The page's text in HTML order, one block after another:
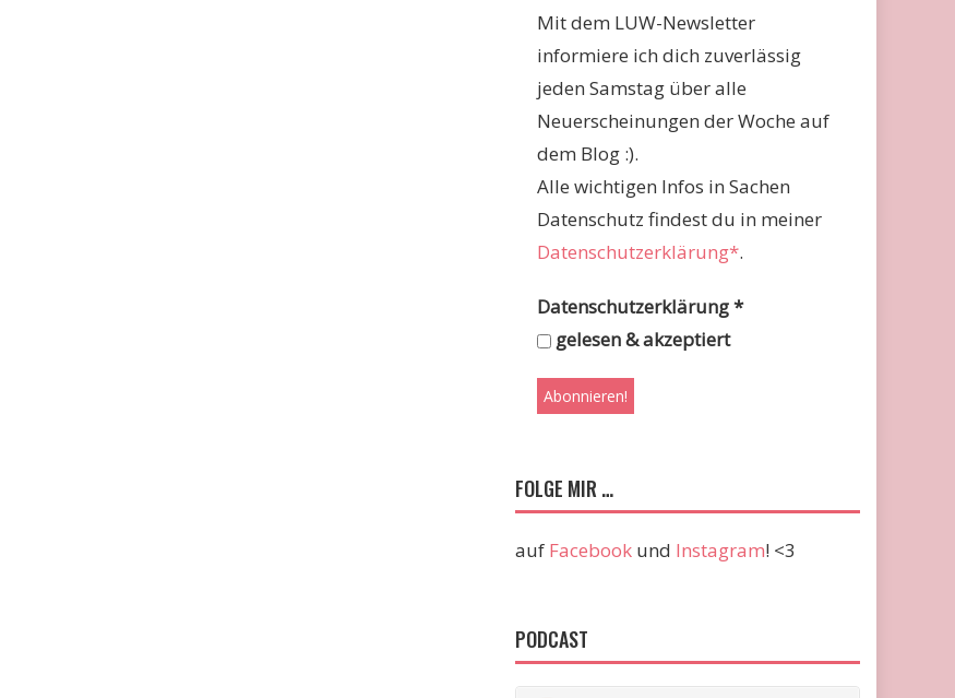
Mit dem LUW-Newsletter
informiere ich dich zuverlässig
jeden Samstag über alle
Neuerscheinungen der Woche auf
dem Blog :).
Alle wichtigen Infos in Sachen
Datenschutz findest du in meiner
Datenschutzerklärung*.
Datenschutzerklärung*
gelesen & akzeptiert
FOLGE MIR …
auf Facebook und Instagram! <3
PODCAST